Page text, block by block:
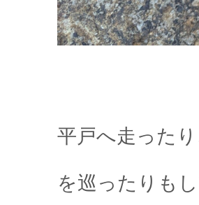
平戸へ走った
を巡ったりも